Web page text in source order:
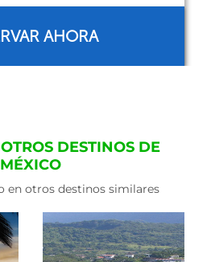
AHORA
DESTINOS DE
MÉXICO
en otros destinos similares